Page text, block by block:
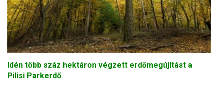
Idén több száz hektáron végzett erdőmegújítást a
Pilisi Parkerdő